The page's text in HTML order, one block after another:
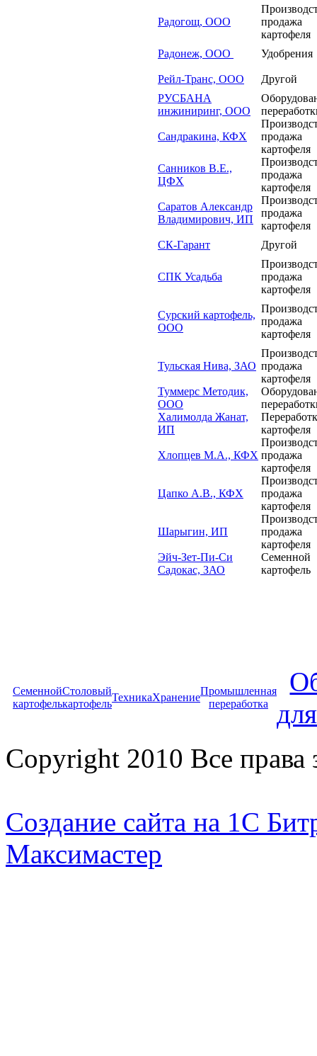
Радогощ, ООО
продажа
картофеля
Радонеж, ООО
Удобрения
Рейл-Транс, ООО
Другой
РУСБАНА
инжиниринг, ООО
Сандракина, КФХ
продажа
картофеля
Санников В.Е.,
ЦФХ
продажа
картофеля
Саратов Александр
Владимирович, ИП
продажа
картофеля
СК-Гарант
Другой
СПК Усадьба
продажа
картофеля
Сурский картофель,
ООО
продажа
картофеля
Тульская Нива, ЗАО продажа
картофеля
Туммерс Методик,
ООО
Халимолда Жанат,
ИП
картофеля
Хлопцев М.А., КФХ продажа
картофеля
Цапко А.В., КФХ
продажа
картофеля
Шарыгин, ИП
продажа
картофеля
Эйч-Зет-Пи-Си
Садокас, ЗАО
Семенной
картофель
Cеменной
картофель
Столовый
картофель
ТехникаХранение
Промышленная
переработка
Copyright 2010 Все
Создание сайта на 1С
Максимастер